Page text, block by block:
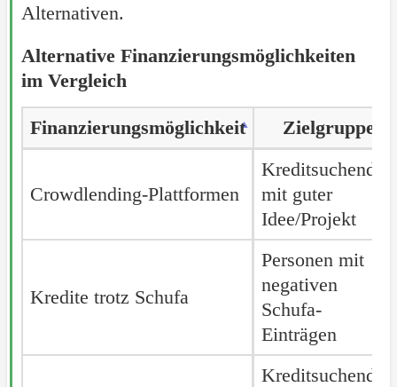
Alternativen.
Alternative Finanzierungsmöglichkeiten
im Vergleich
Finanzierungsmöglichkeit
Zielgruppe
Zielgruppe
Crowdlending-Plattformen
Kreditsuchende
mit guter
Idee/Projekt
Kredite trotz Schufa
Personen mit
negativen
Schufa-
Einträgen
Kreditsuchende
Finanzierungsmöglichkeit
Crowdlending-Plattformen
Kredite trotz Schufa